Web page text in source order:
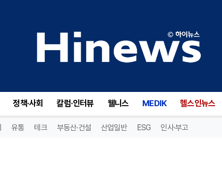
정책·사회 칼럼·인터뷰 웰니스 MEDIK 헬스인뉴스
유통 테크 부동산·건설 산업일반 ESG 인사·부고